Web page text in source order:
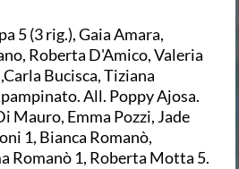
5 (3 rig.), Gaia Amara,
Roberta D'Amico, Valeria
Bucisca, Tiziana
All. Poppy Ajosa.
Mauro, Emma Pozzi, Jade
1, Bianca Romanò,
Romanò 1, Roberta Motta 5.